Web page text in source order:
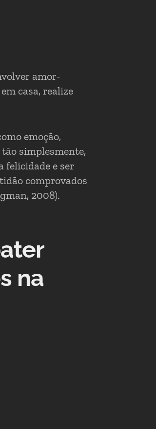
amor-
casa, realize
emoção,
tão simplesmente,
felicidade e ser
comprovados
2008).
na